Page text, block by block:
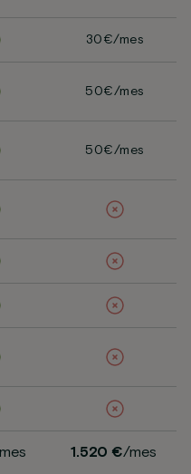
30€/mes
50€/mes
50€/mes
1.520 €/mes